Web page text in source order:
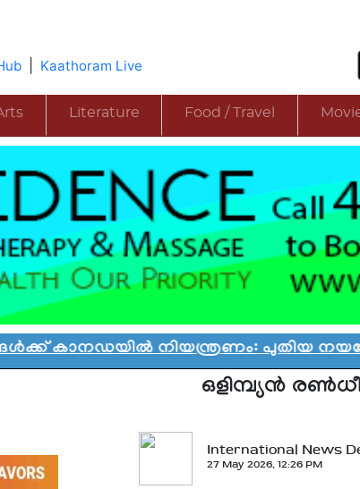
Kaathoram Live
Literature Food / Travel
നിയന്ത്രണം: പുതിയ നയരേഖ
ഒളിമ്പ്യന്‍
International News
27 May 2026, 12:26 PM